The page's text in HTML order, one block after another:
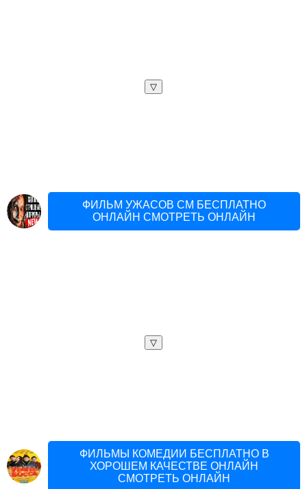
▽
ФИЛЬМ УЖАСОВ СМ БЕСПЛАТНО
ОНЛАЙН СМОТРЕТЬ ОНЛАЙН
▽
ФИЛЬМЫ КОМЕДИИ БЕСПЛАТНО В
ХОРОШЕМ КАЧЕСТВЕ ОНЛАЙН
СМОТРЕТЬ ОНЛАЙН